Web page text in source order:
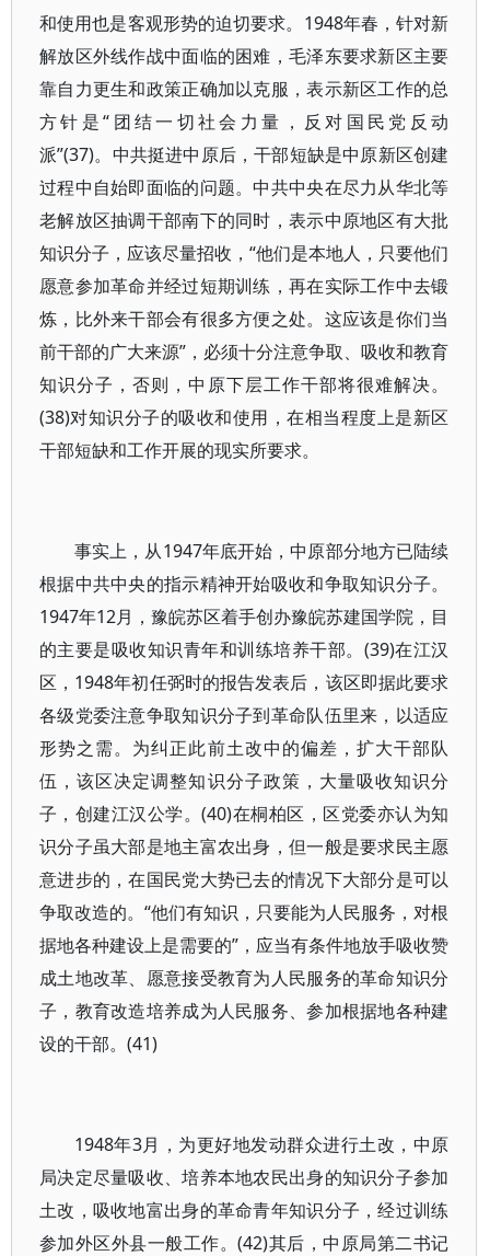
和使用也是客观形势的迫切要求。1948年春，针对新
解放区外线作战中面临的困难，毛泽东要求新区主要
靠自力更生和政策正确加以克服，表示新区工作的总
方针是“团结一切社会力量，反对国民党反动
派”(37)。中共挺进中原后，干部短缺是中原新区创建
过程中自始即面临的问题。中共中央在尽力从华北等
老解放区抽调干部南下的同时，表示中原地区有大批
知识分子，应该尽量招收，“他们是本地人，只要他们
愿意参加革命并经过短期训练，再在实际工作中去锻
炼，比外来干部会有很多方便之处。这应该是你们当
前干部的广大来源”，必须十分注意争取、吸收和教育
知识分子，否则，中原下层工作干部将很难解决。
(38)对知识分子的吸收和使用，在相当程度上是新区
干部短缺和工作开展的现实所要求。
事实上，从1947年底开始，中原部分地方已陆续
根据中共中央的指示精神开始吸收和争取知识分子。
1947年12月，豫皖苏区着手创办豫皖苏建国学院，目
的主要是吸收知识青年和训练培养干部。(39)在江汉
区，1948年初任弼时的报告发表后，该区即据此要求
各级党委注意争取知识分子到革命队伍里来，以适应
形势之需。为纠正此前土改中的偏差，扩大干部队
伍，该区决定调整知识分子政策，大量吸收知识分
子，创建江汉公学。(40)在桐柏区，区党委亦认为知
识分子虽大部是地主富农出身，但一般是要求民主愿
意进步的，在国民党大势已去的情况下大部分是可以
争取改造的。“他们有知识，只要能为人民服务，对根
据地各种建设上是需要的”，应当有条件地放手吸收赞
成土地改革、愿意接受教育为人民服务的革命知识分
子，教育改造培养成为人民服务、参加根据地各种建
设的干部。(41)
1948年3月，为更好地发动群众进行土改，中原
局决定尽量吸收、培养本地农民出身的知识分子参加
土改，吸收地富出身的革命青年知识分子，经过训练
参加外区外县一般工作。(42)其后，中原局第二书记